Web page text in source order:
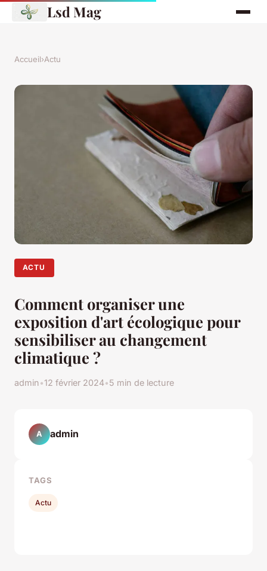
Lsd Mag
Accueil›Actu
ACTU
Comment organiser une
exposition d'art écologique pour
sensibiliser au changement
climatique ?
admin•12 février 2024•5 min de lecture
A admin
TAGS
Actu